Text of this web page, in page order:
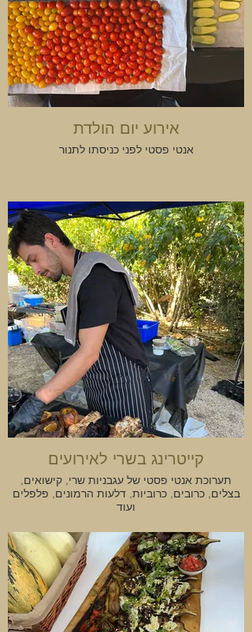
אירוע יום הולדת
אנטי פסטי לפני כניסתו לתנור
קייטרינג בשרי לאירועים
תערוכת אנטי פסטי של עגבניות שרי, קישואים,
בצלים, כרובים, כרוביות, דלעות הרמונים, פלפלים
ועוד